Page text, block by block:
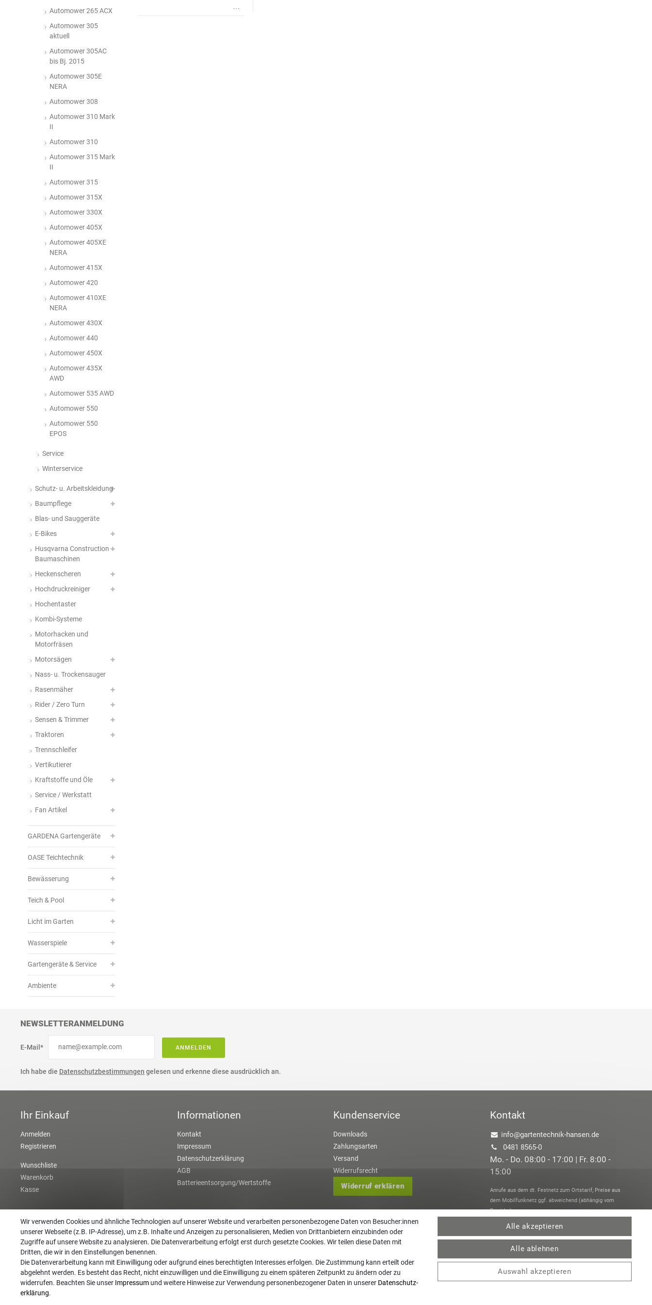
Automower 265 ACX
Automower 305
aktuell
Automower 305AC
bis Bj. 2015
Automower 305E
NERA
Automower 308
Automower 310 Mark
II
Automower 310
Automower 315 Mark
II
Automower 315
Automower 315X
Automower 330X
Automower 405X
Automower 405XE
NERA
Automower 415X
Automower 420
Automower 410XE
NERA
Automower 430X
Automower 440
Automower 450X
Automower 435X
AWD
Automower 535 AWD
Automower 550
Automower 550
EPOS
Service
Winterservice
Schutz- u. Arbeitskleidung
Baumpflege
Blas- und Sauggeräte
E-Bikes
Husqvarna Construction
Baumaschinen
Heckenscheren
Hochdruckreiniger
Hochentaster
Kombi-Systeme
Motorhacken und
Motorfräsen
Motorsägen
Nass- u. Trockensauger
Rasenmäher
Rider / Zero Turn
Sensen & Trimmer
Traktoren
Trennschleifer
Vertikutierer
Kraftstoffe und Öle
Service / Werkstatt
Fan Artikel
GARDENA Gartengeräte
OASE Teichtechnik
Bewässerung
Teich & Pool
Licht im Garten
Wasserspiele
Gartengeräte & Service
Ambiente
NEWSLETTERANMELDUNG
E-Mail* ANMELDEN
Ich habe die Datenschutzbestimmungen gelesen und erkenne diese ausdrücklich an.
Ihr Einkauf
Anmelden
Registrieren
Wunschliste
Warenkorb
Kasse
Informationen
Kontakt
Impressum
Datenschutzerklärung
AGB
Batterieentsorgung/Wertstoffe
Kundenservice
Downloads
Zahlungsarten
Versand
Widerrufsrecht
Widerruf erklären
Kontakt
info@gartentechnik-hansen.de
0481 8565-0
Mo. - Do. 08:00 - 17:00 | Fr. 8:00 -
15:00
Anrufe aus dem dt. Festnetz zum Ortstarif, Preise aus
dem Mobilfunknetz ggf. abweichend (abhängig vom
Provider).
Wir verwenden Cookies und ähnliche Technologien auf unserer Website und verarbeiten personenbezogene Daten von Besucher:innen
unserer Webseite (z.B. IP-Adresse), um z.B. Inhalte und Anzeigen zu personalisieren, Medien von Drittanbietern einzubinden oder
Zugriffe auf unsere Website zu analysieren. Die Datenverarbeitung erfolgt erst durch gesetzte Cookies. Wir teilen diese Daten mit
Dritten, die wir in den Einstellungen benennen.
Die Datenverarbeitung kann mit Einwilligung oder aufgrund eines berechtigten Interesses erfolgen. Die Zustimmung kann erteilt oder
abgelehnt werden. Es besteht das Recht, nicht einzuwilligen und die Einwilligung zu einem späteren Zeitpunkt zu ändern oder zu
widerrufen. Beachten Sie unser Impressum und weitere Hinweise zur Verwendung personenbezogener Daten in unserer Daten­schutz­
erklärung.
Alle akzeptieren
Alle ablehnen
Auswahl akzeptieren